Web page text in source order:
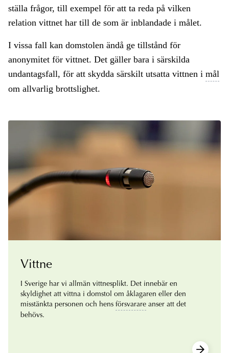
ställa frågor, till exempel för att ta reda på vilken
relation vittnet har till de som är inblandade i målet.
I vissa fall kan domstolen ändå ge tillstånd för
anonymitet för vittnet. Det gäller bara i särskilda
undantagsfall, för att skydda särskilt utsatta vittnen i mål
om allvarlig brottslighet.
Vittne
I Sverige har vi allmän vittnesplikt. Det innebär en
skyldighet att vittna i domstol om åklagaren eller den
misstänkta personen och hens försvarare anser att det
behövs.